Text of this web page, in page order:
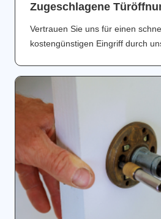
Zugeschlagene
Vertrauen Sie uns für einen
kostengünstigen Eingriff durch